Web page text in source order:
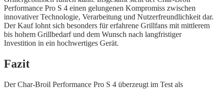
Performance Pro S 4 einen gelungenen Kompromiss zwischen
innovativer Technologie, Verarbeitung und Nutzerfreundlichkeit dar.
Der Kauf lohnt sich besonders für erfahrene Grillfans mit mittlerem
bis hohem Grillbedarf und dem Wunsch nach langfristiger
Investition in ein hochwertiges Gerät.
Fazit
Der Char-Broil Performance Pro S 4 überzeugt im Test als